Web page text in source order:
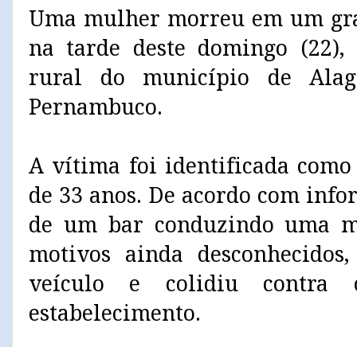
Uma mulher morreu em um
na tarde deste domingo
rural do município de
Pernambuco.
A vítima foi identificada como
de 33 anos. De acordo com
de um bar conduzindo uma
motivos ainda
veículo e colidiu contra
estabelecimento.